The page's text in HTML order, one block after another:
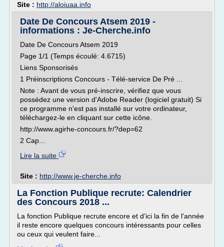
Site : http://aloiuaa.info
Date De Concours Atsem 2019 -
informations : Je-Cherche.info
Date De Concours Atsem 2019
Page 1/1 (Temps écoulé: 4.6715)
Liens Sponsorisés
1 Préinscriptions Concours - Télé-service De Pré ...
Note : Avant de vous pré-inscrire, vérifiez que vous
possédez une version d'Adobe Reader (logiciel gratuit) Si
ce programme n'est pas installé sur votre ordinateur,
téléchargez-le en cliquant sur cette icône.
http://www.agirhe-concours.fr/?dep=62
2 Cap...
Lire la suite
Site : http://www.je-cherche.info
La Fonction Publique recrute: Calendrier
des Concours 2018 ...
La fonction Publique recrute encore et d'ici la fin de l'année
il reste encore quelques concours intéressants pour celles
ou ceux qui veulent faire...